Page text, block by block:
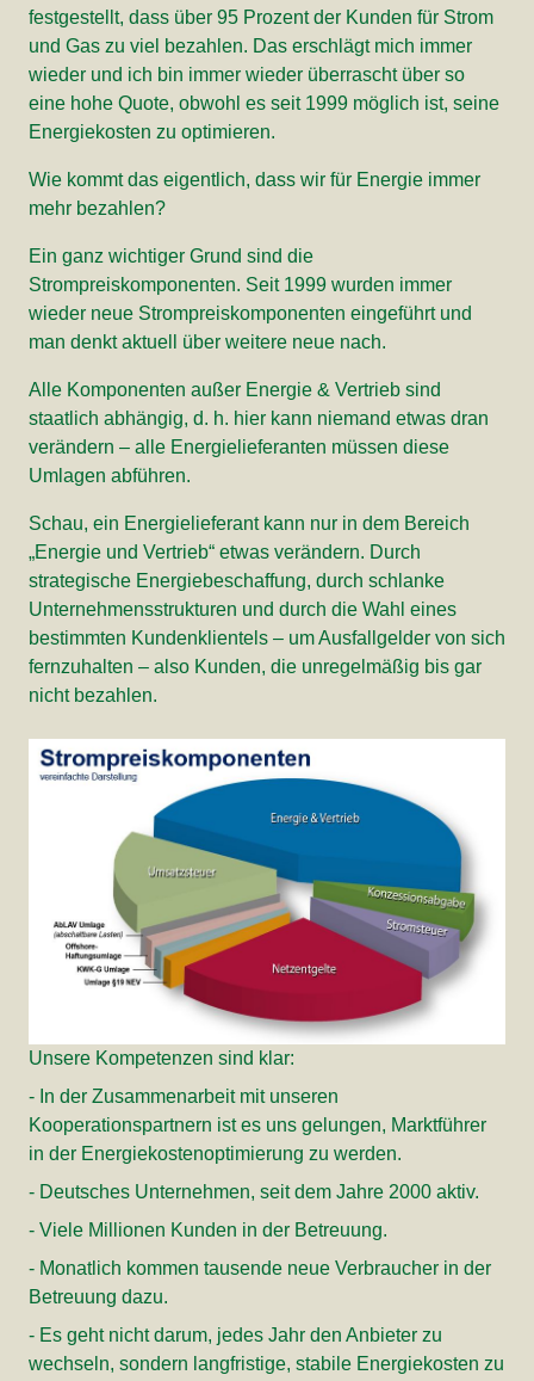
festgestellt, dass über 95 Prozent der Kunden für Strom
und Gas zu viel bezahlen. Das erschlägt mich immer
wieder und ich bin immer wieder überrascht über so
eine hohe Quote, obwohl es seit 1999 möglich ist, seine
Energiekosten zu optimieren.
Wie kommt das eigentlich, dass wir für Energie immer
mehr bezahlen?
Ein ganz wichtiger Grund sind die
Strompreiskomponenten. Seit 1999 wurden immer
wieder neue Strompreiskomponenten eingeführt und
man denkt aktuell über weitere neue nach.
Alle Komponenten außer Energie & Vertrieb sind
staatlich abhängig, d. h. hier kann niemand etwas dran
verändern – alle Energielieferanten müssen diese
Umlagen abführen.
Schau, ein Energielieferant kann nur in dem Bereich
„Energie und Vertrieb“ etwas verändern. Durch
strategische Energiebeschaffung, durch schlanke
Unternehmensstrukturen und durch die Wahl eines
bestimmten Kundenklientels – um Ausfallgelder von sich
fernzuhalten – also Kunden, die unregelmäßig bis gar
nicht bezahlen.
Unsere Kompetenzen sind klar:
- In der Zusammenarbeit mit unseren
Kooperationspartnern ist es uns gelungen, Marktführer
in der Energiekostenoptimierung zu werden.
- Deutsches Unternehmen, seit dem Jahre 2000 aktiv.
- Viele Millionen Kunden in der Betreuung.
- Monatlich kommen tausende neue Verbraucher in der
Betreuung dazu.
- Es geht nicht darum, jedes Jahr den Anbieter zu
wechseln, sondern langfristige, stabile Energiekosten zu